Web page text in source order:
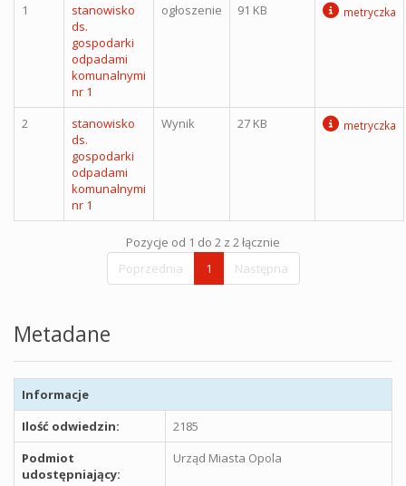
1
stanowisko
ds.
gospodarki
odpadami
komunalnymi
nr 1
ogłoszenie 91 KB metryczka
2
stanowisko
ds.
gospodarki
odpadami
komunalnymi
nr 1
Wynik 27 KB metryczka
Pozycje od 1 do 2 z 2 łącznie
Poprzednia
1 Następna
Metadane
Informacje
Ilość odwiedzin:
2185
Podmiot
udostępniający:
Urząd Miasta Opola